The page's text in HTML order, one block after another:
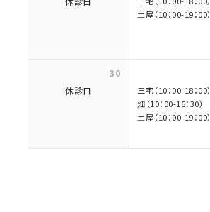
土屋（10：00-19：00）
30
休診日
三宅（10：00-18：00）
畑（10：00-16：30）
土屋（10：00-19：00）